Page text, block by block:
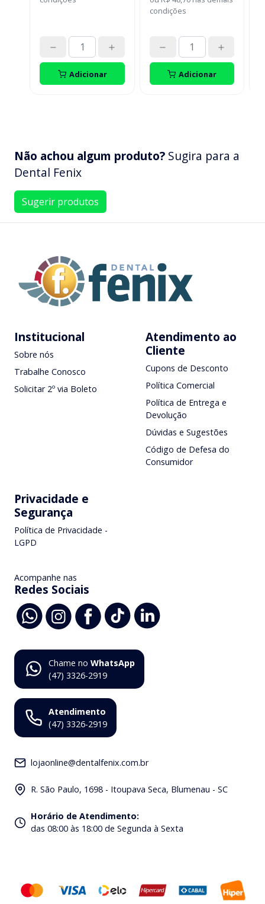
Adicionar
condições
Adicionar
Não achou algum produto? Sugira para a
Dental Fenix
Sugerir produtos
Institucional
Sobre nós
Trabalhe Conosco
Solicitar 2º via Boleto
Atendimento ao
Cliente
Cupons de Desconto
Política Comercial
Política de Entrega e
Devolução
Dúvidas e Sugestões
Código de Defesa do
Consumidor
Privacidade e
Segurança
Política de Privacidade -
LGPD
Acompanhe nas
Redes Sociais
Chame no WhatsApp
(47) 3326-2919
Atendimento
(47) 3326-2919
lojaonline@dentalfenix.com.br
R. São Paulo, 1698 - Itoupava Seca, Blumenau - SC
Horário de Atendimento:
das 08:00 às 18:00 de Segunda à Sexta